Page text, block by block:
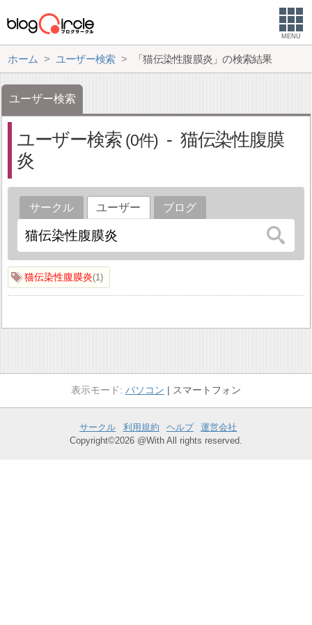
MENU
ホーム ユーザー検索 「猫伝染性腹膜炎」の検索結果
ユーザー検索
ユーザー検索 0
猫伝染性腹膜
炎
サークル ユーザー ブログ
猫伝染性腹膜炎 1
パソコン スマートフォン
サークル 利用規約 ヘルプ
運営会社
Copyright©2026 @With All rights reserved.